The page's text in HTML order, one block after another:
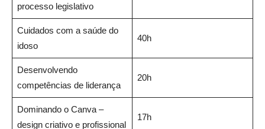
processo legislativo
Cuidados com a saúde do
idoso
40h
Desenvolvendo
competências de liderança
20h
Dominando o Canva –
design criativo e profissional
17h